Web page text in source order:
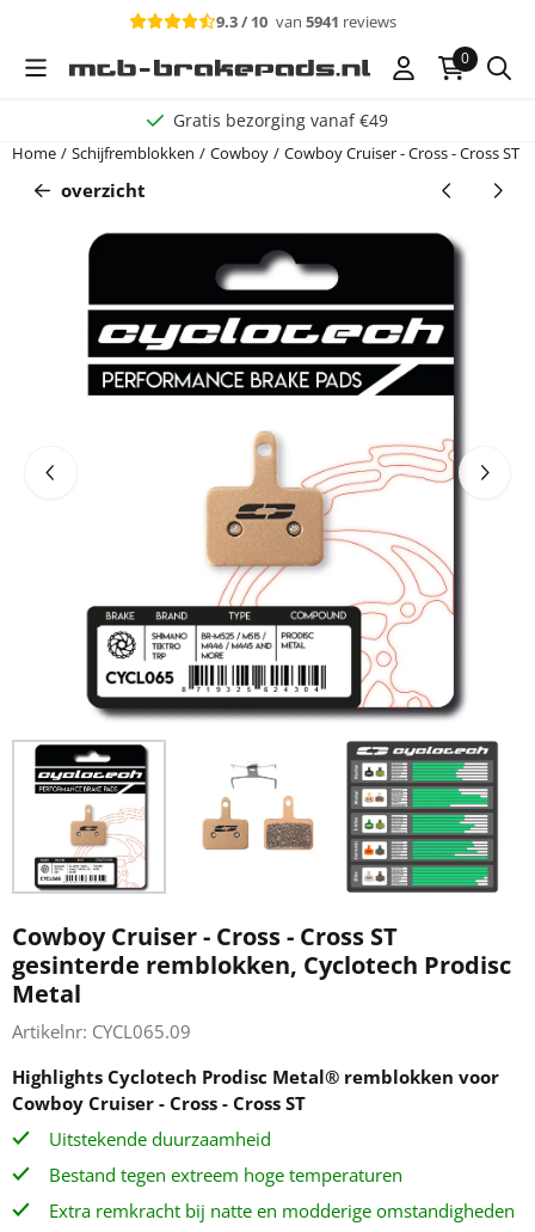
Cookievoorkeuren zijn beschikbaar. Kies instellingen of sta alle
9.3 / 10 van5941 reviews
0
Gratis bezorging vanaf €49
Home / Schijfremblokken / Cowboy / Cowboy Cruiser - Cross - Cross ST
overzicht
Cowboy Cruiser - Cross - Cross ST
gesinterde remblokken, Cyclotech Prodisc
Metal
Artikelnr: CYCL065.09
Highlights Cyclotech Prodisc Metal® remblokken voor
Cowboy Cruiser - Cross - Cross ST
Uitstekende duurzaamheid
Bestand tegen extreem hoge temperaturen
Extra remkracht bij natte en modderige omstandigheden